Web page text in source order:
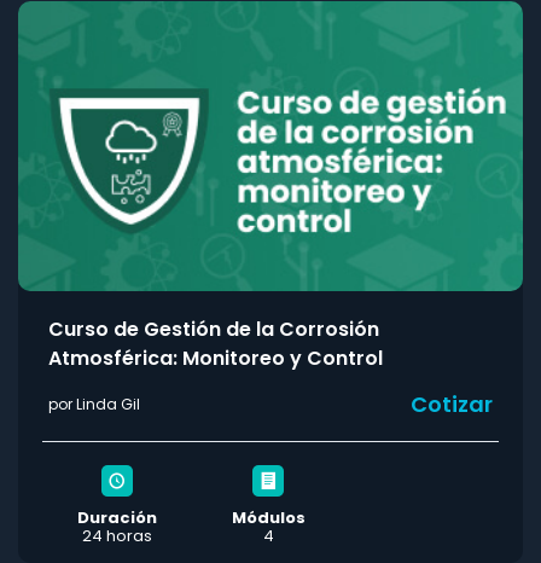
Curso de Gestión de la Corrosión
Atmosférica: Monitoreo y Control
por Linda Gil Cotizar
Duración
24 horas
Módulos
4